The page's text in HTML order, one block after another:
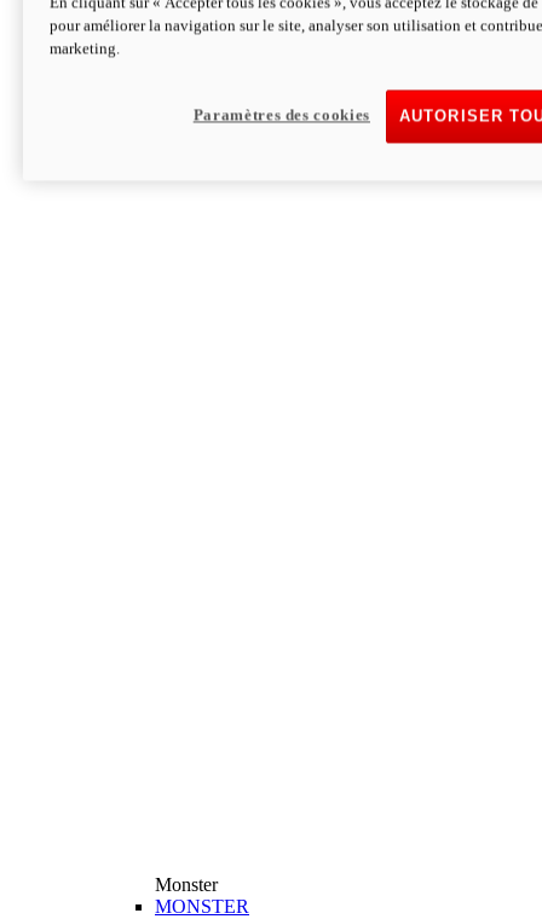
Hypermotard V2 SP 100
Découvrez-le
Monster
MONSTER
pour améliorer la navigation sur le site, analyser son utilisation et
marketing.
AUTORISER
Paramètres des cookies